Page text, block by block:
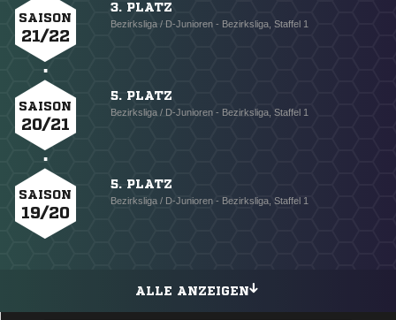
SAISON
21/22
3. PLATZ
Bezirksliga / D-Junioren - Bezirksliga, Staffel 1
SAISON
20/21
5. PLATZ
Bezirksliga / D-Junioren - Bezirksliga, Staffel 1
SAISON
19/20
5. PLATZ
Bezirksliga / D-Junioren - Bezirksliga, Staffel 1
ALLE ANZEIGEN